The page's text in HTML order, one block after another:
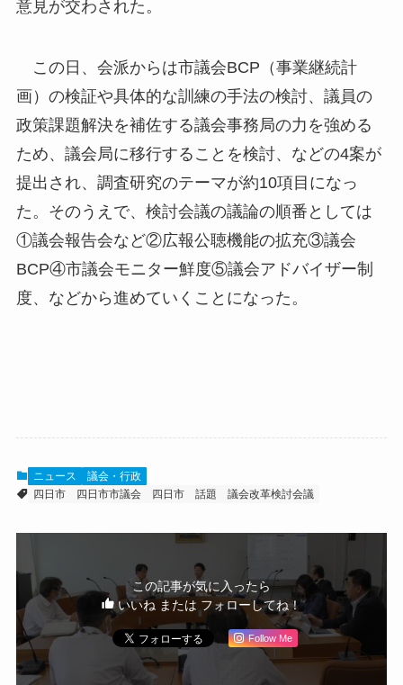
意見が交わされた。
この日、会派からは市議会BCP（事業継続計
画）の検証や具体的な訓練の手法の検討、議員の
政策課題解決を補佐する議会事務局の力を強める
ため、議会局に移行することを検討、などの4案が
提出され、調査研究のテーマが約10項目になっ
た。そのうえで、検討会議の議論の順番としては
①議会報告会など②広報公聴機能の拡充③議会
BCP④市議会モニター鮮度⑤議会アドバイザー制
度、などから進めていくことになった。
ニュース
議会・行政
四日市
四日市市議会 四日市 話題 議会改革検討会議
この記事が気に入ったら
いいね または フォローしてね！
Follow Me